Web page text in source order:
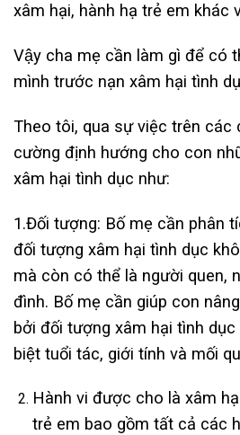
xâm hại, hành hạ trẻ em khác
Vậy cha mẹ cần làm gì để có
mình trước nạn xâm hại tình
Theo tôi, qua sự việc trên các
cường định hướng cho con
xâm hại tình dục như:
1.Đối tượng: Bố mẹ cần phân
đối tượng xâm hại tình dục
mà còn có thể là người quen,
đình. Bố mẹ cần giúp con
bởi đối tượng xâm hại tình
biệt tuổi tác, giới tính và mối
Hành vi được cho là xâm
trẻ em bao gồm tất cả các